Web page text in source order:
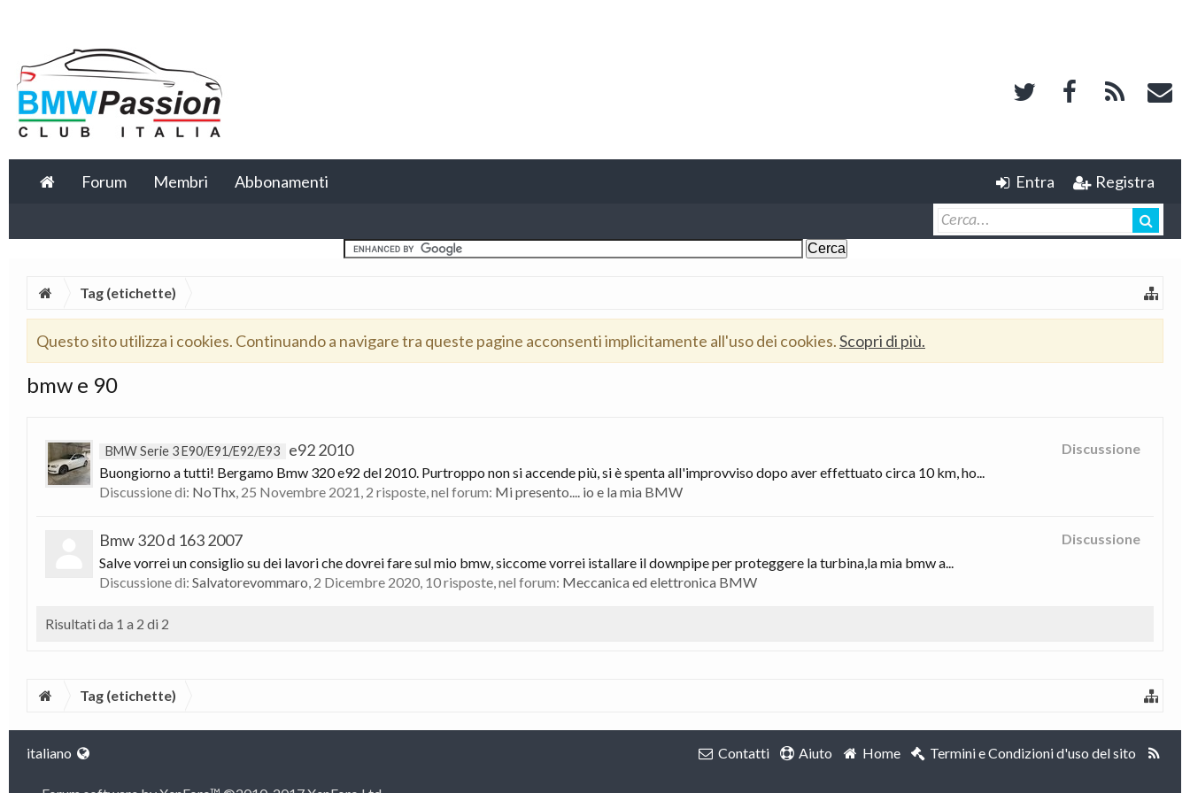
Forum Membri Abbonamenti Entra Registra
Tag (etichette)
Questo sito utilizza i cookies. Continuando a navigare tra queste pagine acconsenti implicitamente all'uso dei cookies.Scopri di più.
bmw e 90
Discussione
BMW Serie 3 E90/E91/E92/E93 e92 2010
Buongiorno a tutti! Bergamo Bmw 320 e92 del 2010. Purtroppo non si accende più, si è spenta all'improvviso dopo aver effettuato circa 10 km, ho...
Discussione di: NoThx, 25 Novembre 2021, 2 risposte, nel forum: Mi presento.... io e la mia BMW
Discussione
Bmw 320 d 163 2007
Salve vorrei un consiglio su dei lavori che dovrei fare sul mio bmw, siccome vorrei istallare il downpipe per proteggere la turbina,la mia bmw a...
Discussione di: Salvatorevommaro, 2 Dicembre 2020, 10 risposte, nel forum: Meccanica ed elettronica BMW
Risultati da 1 a 2 di 2
Tag (etichette)
italiano Contatti Aiuto Home Termini e Condizioni d'uso del sito